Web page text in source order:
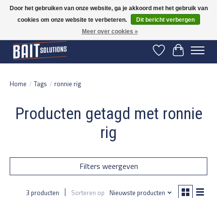
Gratis verzending vanaf 50 euro binnen NL | Op voorraad binnen 2-5 werkdagen
verzonden | België vanaf 70 euro gratis verzonden
Verlanglijst
Home / Tags / ronnie rig
Producten getagd met ronnie
rig
Filters weergeven
3 producten Sorteren op Nieuwste producten
Door het gebruiken van onze website, ga je akkoord met het gebruik van
cookies om onze website te verbeteren.
Dit bericht verbergen
Meer over cookies »